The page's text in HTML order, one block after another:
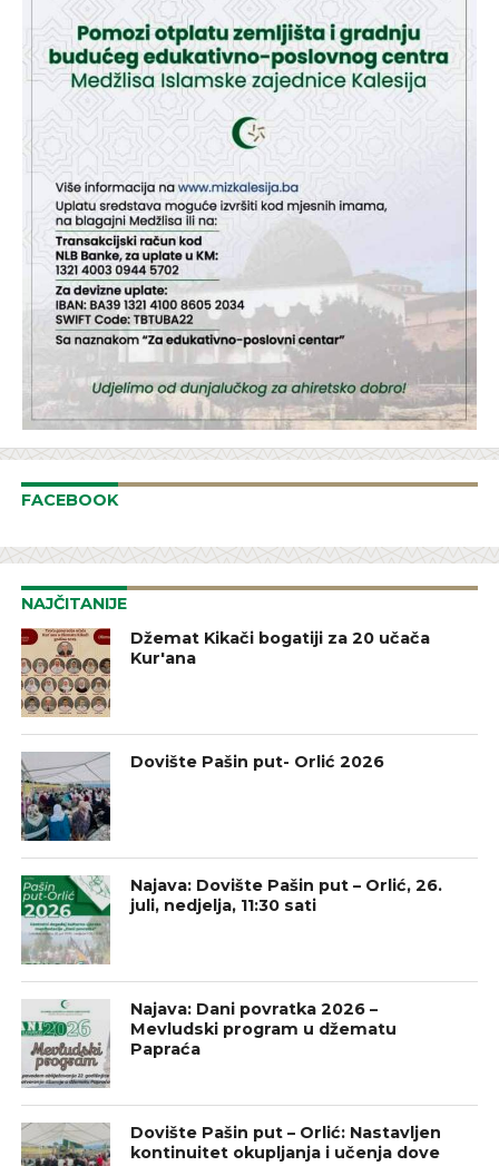
FACEBOOK
NAJČITANIJE
Džemat Kikači bogatiji za 20 učača
Kur'ana
Dovište Pašin put- Orlić 2026
Najava: Dovište Pašin put – Orlić, 26.
juli, nedjelja, 11:30 sati
Najava: Dani povratka 2026 –
Mevludski program u džematu
Papraća
Dovište Pašin put – Orlić: Nastavljen
kontinuitet okupljanja i učenja dove